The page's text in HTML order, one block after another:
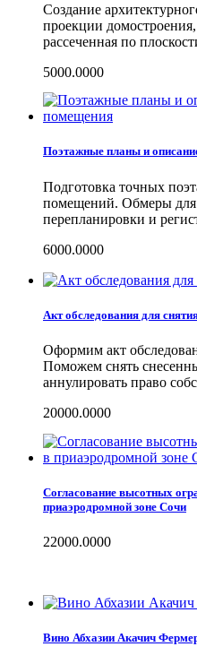
Создание
проекции
рассеченная по
5000.0000
Поэтажные планы и
Подготовка точных
помещений. Обмеры для
перепланировки и
6000.0000
Акт обследования для
Оформим акт
Поможем снять
аннулировать право
20000.0000
Согласование высотных
приаэродромной зоне Сочи
22000.0000
Вино Абхазии Акачич